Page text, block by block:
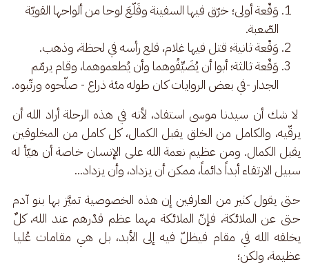
وَقْعة أولى؛ خرّق فيها السفينة وقَلّعَ لوحا من ألواحها القويّة
الصّعبة.
وَقْعة ثانية؛ قتل فيها غلام، قلع رأسه في لحظة، وذهب.
وَقْعة ثالثة؛ أبوا أن يُضَيِّفُوهما وأن يُطعموهما، وقام يرمّم
الجدار -في بعض الروايات كان طوله مئة ذراع - صلّحوه ورتّبوه.
لا شك أن سيدنا موسى استفاد، لأنه في هذه الرحلة أراد الله أن
يرقّيه، والكامل من الخلق يقبل الكمال، كل كامل من المخلوقين
يقبل الكمال. ومن عظيم نعمة الله على الإنسان خاصة أن هيّأ له
سبيل الارتقاء أبداً دائماً، ممكن أن يزداد، وأن يزداد...
حتى يقول كثير من العارفين إن هذه الخصوصية تميَّز بها بنو آدم
حتى عن الملائكة، فإنّ الملائكة مهما عظم قدْرهم عند الله، كلٌ
يخلقه الله في مقام فيظلّ فيه إلى الأبد، بل هي مقامات عُليا
عظيمة، ولكن؛